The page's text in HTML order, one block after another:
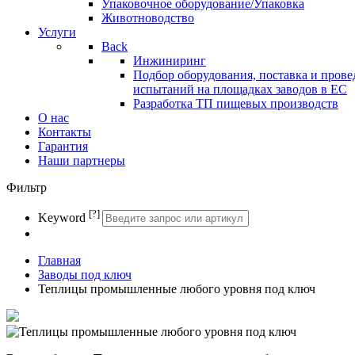
Упаковочное оборудование/Упаковка
Животноводство
Услуги
Back
Инжиниринг
Подбор оборудования, поставка и
испытаний на площадках заводов в ЕС
Разработка ТП пищевых производств
О нас
Контакты
Гарантия
Наши партнеры
Фильтр
Keyword [?]
Главная
Заводы под ключ
Теплицы промышленные любого уровня под ключ